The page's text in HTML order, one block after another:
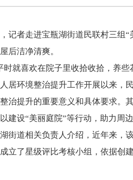
记者走进宝瓶湖街道民联村三组
后洁净清爽。
时就喜欢在院子里收拾收拾，养
居环境整治提升工作开展以来，
治提升的重要意义和具体要求。
建设“美丽庭院”等行动，助力周
街道相关负责人介绍，近年来，
立了星级评比考核小组，依据创